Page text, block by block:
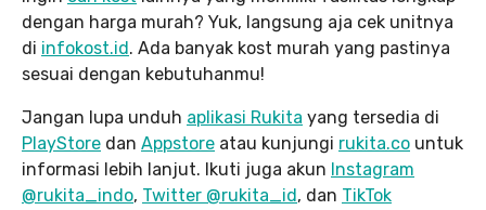
dengan harga murah? Yuk, langsung aja cek unitnya
di infokost.id . Ada banyak kost murah yang pastinya
sesuai dengan kebutuhanmu!
Jangan lupa unduh aplikasi Rukita yang tersedia di
PlayStore dan Appstore atau kunjungi rukita.co untuk
informasi lebih lanjut. Ikuti juga akun Instagram
@rukita_indo, Twitter @rukita_id , dan TikTok